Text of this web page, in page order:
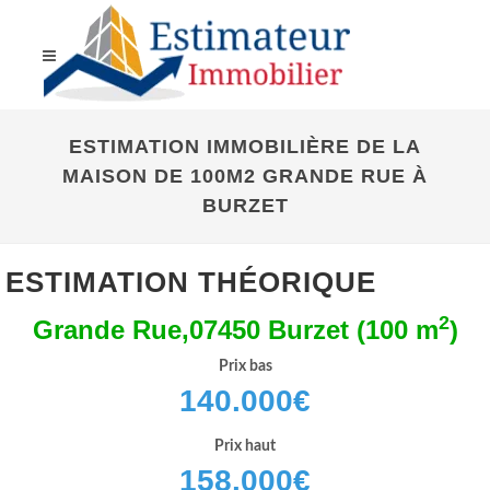
ESTIMATION IMMOBILIÈRE DE LA
MAISON DE 100M2 GRANDE RUE À
BURZET
ESTIMATION THÉORIQUE
Grande Rue,07450 Burzet (100 m2)
Prix bas
140.000€
Prix haut
158.000€